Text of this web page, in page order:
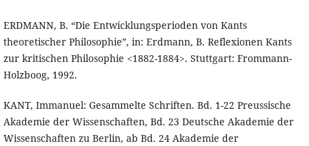
ERDMANN, B. “Die Entwicklungsperioden von Kants
theoretischer Philosophie”, in: Erdmann, B. Reflexionen Kants
zur kritischen Philosophie <1882-1884>. Stuttgart: Frommann-
Holzboog, 1992.
KANT, Immanuel: Gesammelte Schriften. Bd. 1-22 Preussische
Akademie der Wissenschaften, Bd. 23 Deutsche Akademie der
Wissenschaften zu Berlin, ab Bd. 24 Akademie der